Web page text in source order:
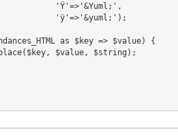
                                'Ÿ'=>'&Yuml;',
                                'ÿ'=>'&yuml;');
as $key => $value) {
$value, $string);